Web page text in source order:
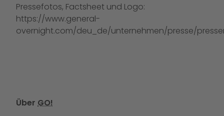
Pressefotos, Factsheet und Logo:
https://www.general-
overnight.com/deu_de/unternehmen/presse/
Über GO!